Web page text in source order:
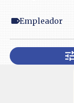
Empleador